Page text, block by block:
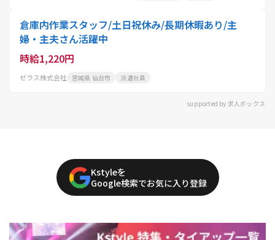
倉庫内作業スタッフ/土日祝休み/長期休暇あり/主
婦・主夫さん活躍中
時給1,220円
ゼラス株式会社 宮城県 仙台市 派遣社員
supported by 求人ボックス
Kstyleを
Google検索でお気に入り登録